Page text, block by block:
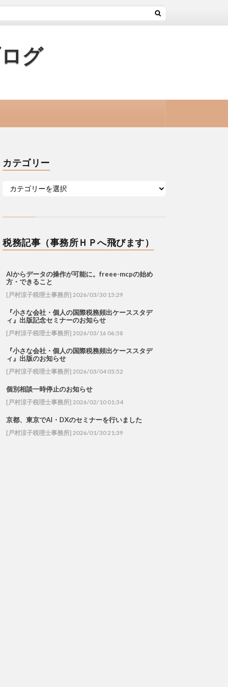
グ
カテゴリー
税務記事（事務所ＨＰへ飛びます）
AIからデータの操作が可能に。freee-mcpの始め
方・できること
[戸村涼子税理士事務所] 2026/03/30 15:29
『小さな会社・個人の国際税務頻出ケーススタデ
ィ』出版記念セミナーのお知らせ
[戸村涼子税理士事務所] 2026/03/16 06:58
『小さな会社・個人の国際税務頻出ケーススタデ
ィ』出版のお知らせ
[戸村涼子税理士事務所] 2026/03/04 05:52
個別相談一時停止のお知らせ
[戸村涼子税理士事務所] 2026/02/10 01:34
京都、東京でAI・DXのセミナーを行いました
[戸村涼子税理士事務所] 2026/01/30 21:39